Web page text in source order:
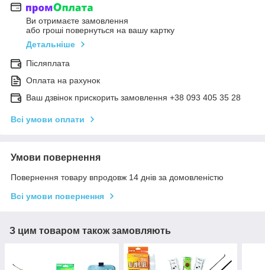
Ви отримаєте замовлення
або гроші повернуться на вашу картку
Детальніше
Післяплата
Оплата на рахунок
Ваш дзвінок прискорить замовлення +38 093 405 35 28
Всі умови оплати
Умови повернення
Повернення товару впродовж 14 днів за домовленістю
Всі умови повернення
З цим товаром також замовляють